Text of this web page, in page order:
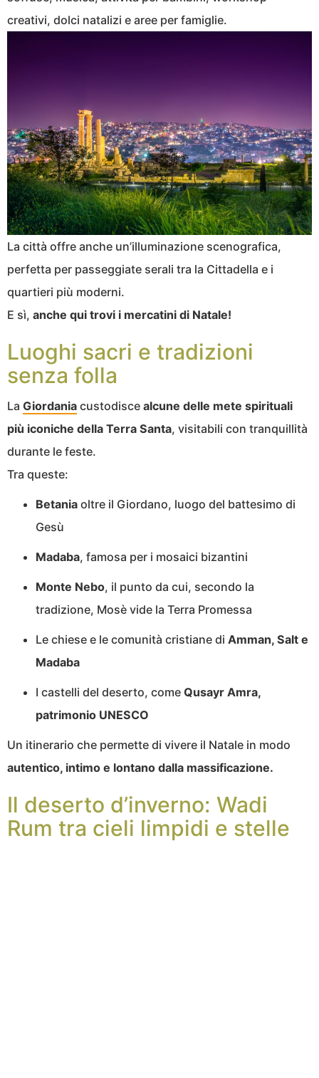
creativi, dolci natalizi e aree per famiglie.
La città offre anche un’illuminazione scenografica,
perfetta per passeggiate serali tra la Cittadella e i
quartieri più moderni.
E sì, anche qui trovi i mercatini di Natale!
Luoghi sacri e tradizioni
senza folla
La Giordania custodisce alcune delle mete spirituali
più iconiche della Terra Santa, visitabili con tranquillità
durante le feste.
Tra queste:
Betania oltre il Giordano, luogo del battesimo di
Gesù
Madaba, famosa per i mosaici bizantini
Monte Nebo, il punto da cui, secondo la
tradizione, Mosè vide la Terra Promessa
Le chiese e le comunità cristiane di Amman, Salt e
Madaba
I castelli del deserto, come Qusayr Amra,
patrimonio UNESCO
Un itinerario che permette di vivere il Natale in modo
autentico, intimo e lontano dalla massificazione.
Il deserto d’inverno: Wadi
Rum tra cieli limpidi e stelle